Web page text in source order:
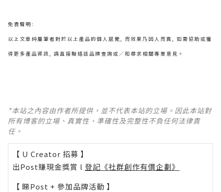
免責聲明 :
以上文章純屬筆者對於以上產品的個人感覺, 而效果乃因人而異, 如需協助或獲
得更多產品資訊, 請直接聯絡該品牌查詢或 ∕和尋求相關專業意見。
*本站之內容由作者所提供，並不代表本站的立場。因此本站對
所有博客的立場、真實性、準確性及完整性不負任何法律責
任。
【 U Creator 招募 】
出Post賺現金獎賞 l 登記《社群創作有價企劃》
【 睇Post + 參加品牌活動 】